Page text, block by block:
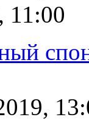
11:00